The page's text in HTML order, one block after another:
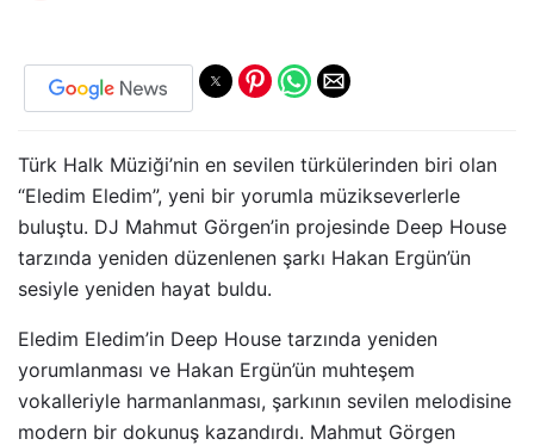
Türk Halk Müziği’nin en sevilen türkülerinden biri olan
“Eledim Eledim”, yeni bir yorumla müzikseverlerle
buluştu. DJ Mahmut Görgen’in projesinde Deep House
tarzında yeniden düzenlenen şarkı Hakan Ergün’ün
sesiyle yeniden hayat buldu.
Eledim Eledim’in Deep House tarzında yeniden
yorumlanması ve Hakan Ergün’ün muhteşem
vokalleriyle harmanlanması, şarkının sevilen melodisine
modern bir dokunuş kazandırdı. Mahmut Görgen